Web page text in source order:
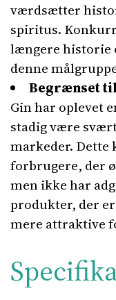
værdsætter
spiritus.
længere historie
denne
Begrænset
Gin har oplevet
stadig være
markeder. Dette
forbrugere, der
men ikke har
produkter, der
mere attraktive